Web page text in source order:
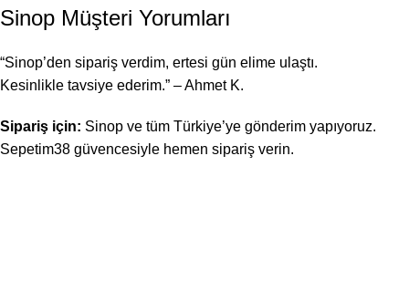
Sinop Müşteri Yorumları
“Sinop’den sipariş verdim, ertesi gün elime ulaştı.
Kesinlikle tavsiye ederim.” – Ahmet K.
Sipariş için: Sinop ve tüm Türkiye’ye gönderim yapıyoruz.
Sepetim38 güvencesiyle hemen sipariş verin.